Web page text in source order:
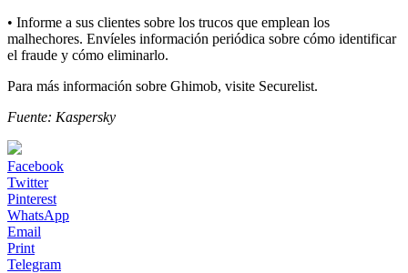
• Informe a sus clientes sobre los trucos que emplean los
malhechores. Envíeles información periódica sobre cómo identificar
el fraude y cómo eliminarlo.
Para más información sobre Ghimob, visite Securelist.
Fuente: Kaspersky
Facebook
Twitter
Pinterest
WhatsApp
Email
Print
Telegram